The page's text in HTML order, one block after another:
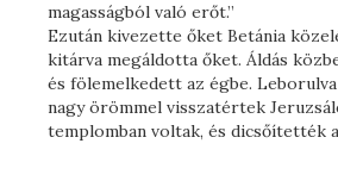
magasságból való erőt.”
Ezután kivezette őket Betánia
kitárva megáldotta őket. Áldás
és fölemelkedett az égbe.
nagy örömmel visszatértek
templomban voltak, és dicsőítették